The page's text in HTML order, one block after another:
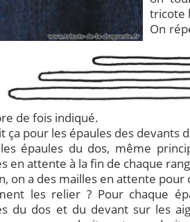
tricote
On
de fois indiqué.
ça pour les épaules des devants
épaules du dos, même
en attente à la fin de chaque
on a des mailles en attente pour
les relier ? Pour chaque
du dos et du devant sur les